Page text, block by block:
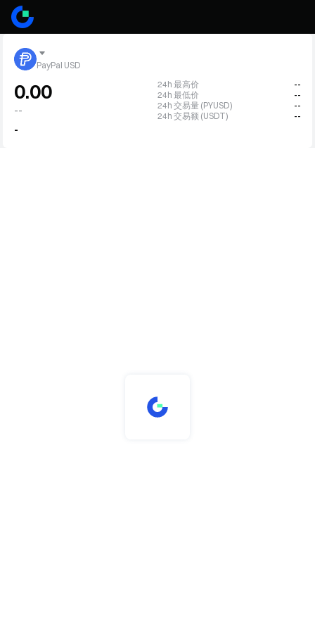
PayPal USD
0.00
--
-
24h 最高价
--
24h 最低价
--
24h 交易量 (PYUSD)
--
24h 交易额 (USDT)
--